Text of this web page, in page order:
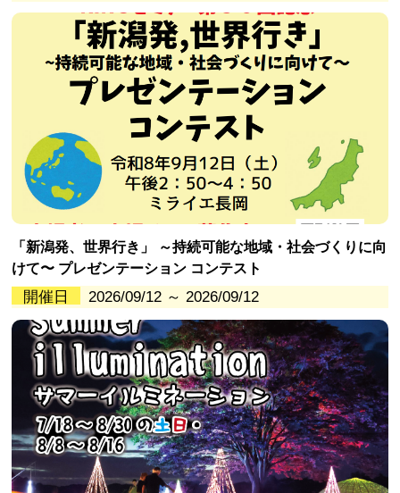
「新潟発、世界行き」 ～持続可能な地域・社会づくりに向
けて〜 プレゼンテーション コンテスト
開催日 2026/09/12 ～ 2026/09/12